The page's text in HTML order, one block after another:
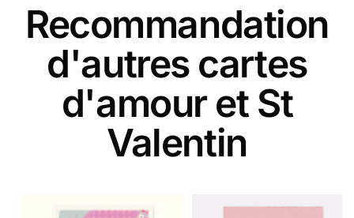
Recommandation
d'autres cartes
d'amour et St
Valentin